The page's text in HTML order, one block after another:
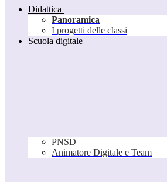
Didattica
Panoramica
I progetti delle classi
Scuola digitale
PNSD
Animatore Digitale e Team